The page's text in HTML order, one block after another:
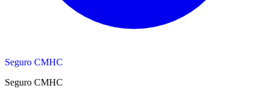
Seguro CMHC
Seguro CMHC